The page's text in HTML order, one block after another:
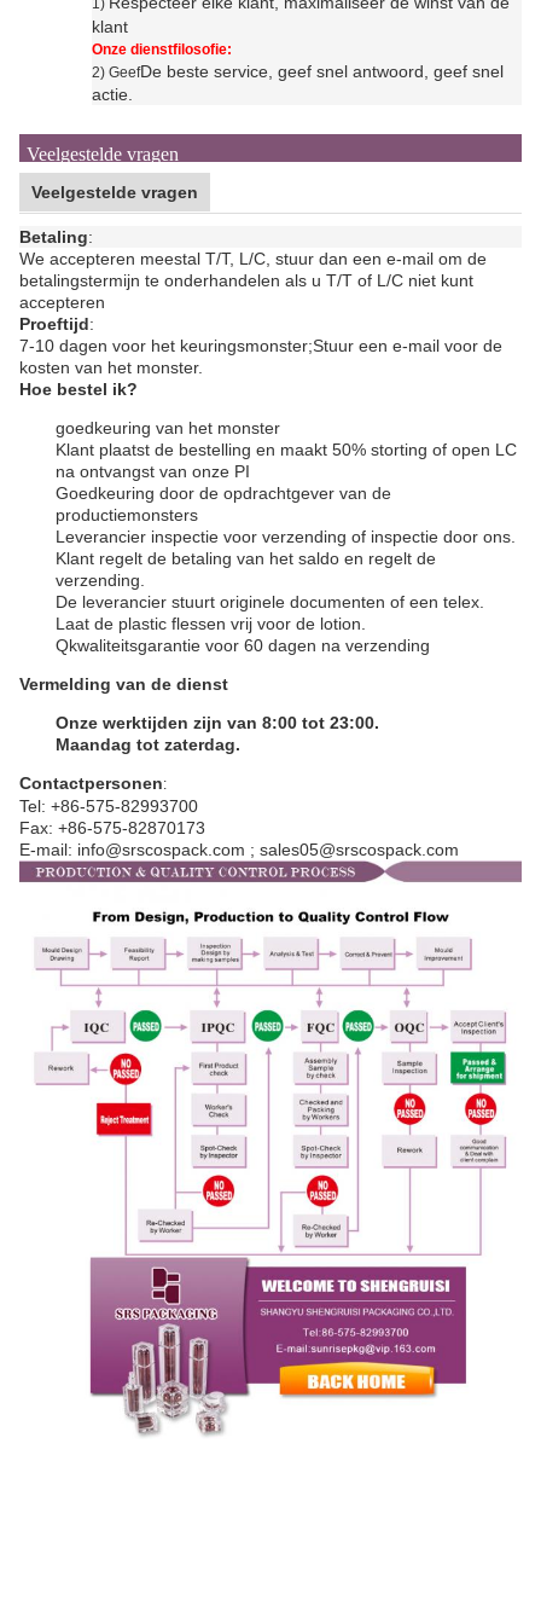
1)
klant
Onze dienstfilosofie:
2) GeefDe beste service, geef snel antwoord, geef snel
actie.
Veelgestelde vragen
Veelgestelde vragen
Betaling:
We accepteren meestal T/T, L/C, stuur dan een e-mail om de
betalingstermijn te onderhandelen als u T/T of L/C niet kunt
accepteren
Proeftijd:
7-10 dagen voor het keuringsmonster;Stuur een e-mail voor de
kosten van het monster.
Hoe bestel ik?
goedkeuring van het monster
Klant plaatst de bestelling en maakt 50% storting of open LC
na ontvangst van onze PI
Goedkeuring door de opdrachtgever van de
productiemonsters
Leverancier inspectie voor verzending of inspectie door ons.
Klant regelt de betaling van het saldo en regelt de
verzending.
De leverancier stuurt originele documenten of een telex.
Laat de plastic flessen vrij voor de lotion.
Qkwaliteitsgarantie voor 60 dagen na verzending
Vermelding van de dienst
Onze werktijden zijn van 8:00 tot 23:00.
Maandag tot zaterdag.
Contactpersonen:
Tel: +86-575-82993700
Fax: +86-575-82870173
E-mail: info@srscospack.com ; sales05@srscospack.com